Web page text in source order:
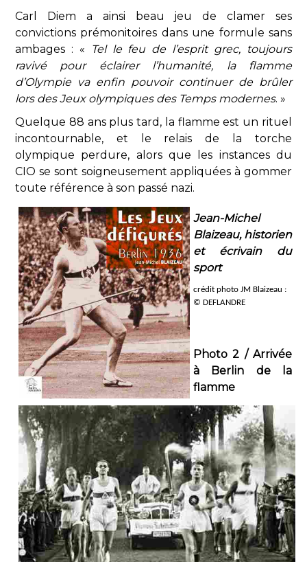
Carl Diem a ainsi beau jeu de clamer ses
convictions prémonitoires dans une formule sans
ambages : «
Tel le feu de l’esprit grec, toujours
ravivé pour éclairer l’humanité, la flamme
d’Olympie va enfin pouvoir continuer de brûler
lors des Jeux olympiques des Temps modernes. »
Quelque 88 ans plus tard, la flamme est un rituel
incontournable, et le relais de la torche
olympique perdure, alors que les instances du
CIO se sont soigneusement appliquées à gommer
toute référence à son passé nazi.
Jean-Michel
Blaizeau, historien
et écrivain du
sport
crédit photo JM Blaizeau :
© DEFLANDRE
Photo 2 / Arrivée
à Berlin de la
flamme